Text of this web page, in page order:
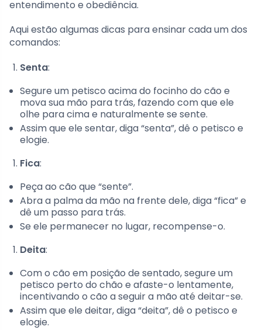
entendimento e obediência.
Aqui estão algumas dicas para ensinar cada um dos
comandos:
Senta:
Segure um petisco acima do focinho do cão e
mova sua mão para trás, fazendo com que ele
olhe para cima e naturalmente se sente.
Assim que ele sentar, diga “senta”, dê o petisco e
elogie.
Fica:
Peça ao cão que “sente”.
Abra a palma da mão na frente dele, diga “fica” e
dê um passo para trás.
Se ele permanecer no lugar, recompense-o.
Deita:
Com o cão em posição de sentado, segure um
petisco perto do chão e afaste-o lentamente,
incentivando o cão a seguir a mão até deitar-se.
Assim que ele deitar, diga “deita”, dê o petisco e
elogie.